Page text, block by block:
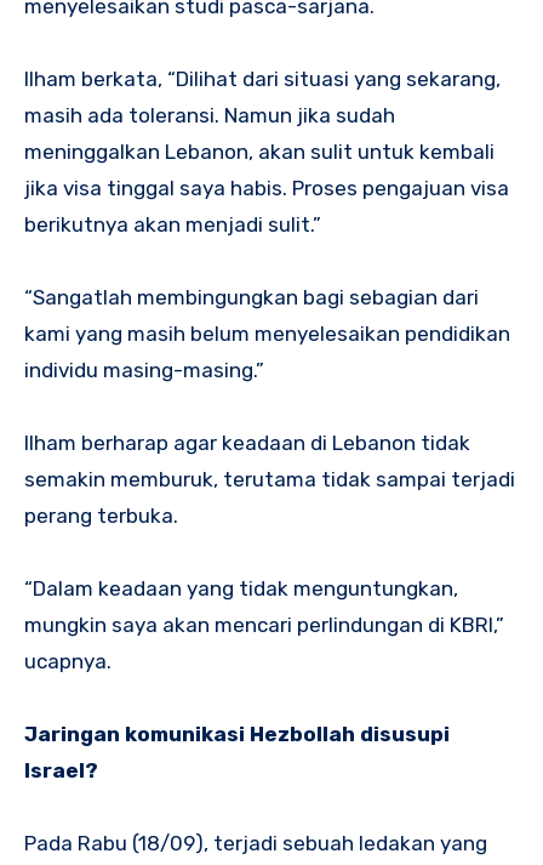
menyelesaikan studi pasca-sarjana.
Ilham berkata, “Dilihat dari situasi yang sekarang,
masih ada toleransi. Namun jika sudah
meninggalkan Lebanon, akan sulit untuk kembali
jika visa tinggal saya habis. Proses pengajuan visa
berikutnya akan menjadi sulit.”
“Sangatlah membingungkan bagi sebagian dari
kami yang masih belum menyelesaikan pendidikan
individu masing-masing.”
Ilham berharap agar keadaan di Lebanon tidak
semakin memburuk, terutama tidak sampai terjadi
perang terbuka.
“Dalam keadaan yang tidak menguntungkan,
mungkin saya akan mencari perlindungan di KBRI,”
ucapnya.
Jaringan komunikasi Hezbollah disusupi
Israel?
Pada Rabu (18/09), terjadi sebuah ledakan yang